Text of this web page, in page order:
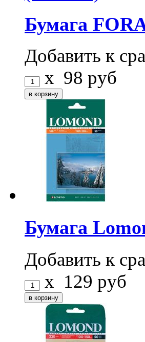
Бумага
Добавить к
x 98 руб
Бумага
Добавить к
x 129 руб